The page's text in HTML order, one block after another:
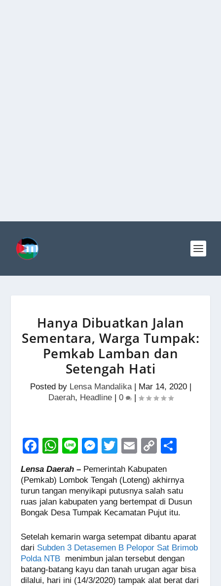
Hanya Dibuatkan Jalan
Sementara, Warga Tumpak:
Pemkab Lamban dan
Setengah Hati
Posted by Lensa Mandalika| Mar 14, 2020|
Daerah, Headline| 0 |
F
a
c
e
b
o
k
W
at
s
A
p
Li
n
e
M
ss
e
n
er
T
wi
tt
er
E
m
ail
C
p
y
Li
k
ar
e
Lensa Daerah – Pemerintah Kabupaten
(Pemkab) Lombok Tengah (Loteng) akhirnya
turun tangan menyikapi putusnya salah satu
ruas jalan kabupaten yang bertempat di Dusun
Bongak Desa Tumpak Kecamatan Pujut itu.
Setelah kemarin warga setempat dibantu aparat
dari Subden 3 Detasemen B Pelopor Sat Brimob
Polda NTB menimbun jalan tersebut dengan
batang-batang kayu dan tanah urugan agar bisa
dilalui, hari ini (14/3/2020) tampak alat berat dari